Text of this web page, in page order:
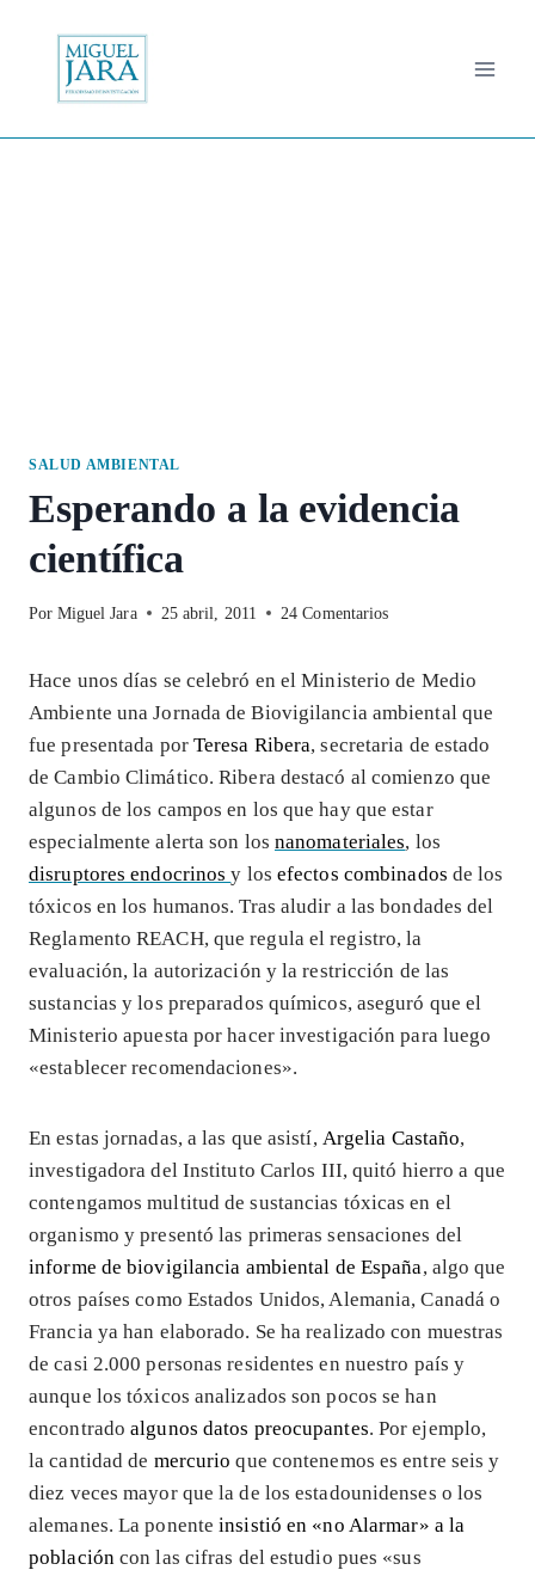
contenido
SALUD AMBIENTAL
Esperando a la evidencia
científica
Por Miguel Jara 25 abril, 2011 24 Comentarios
Hace unos días se celebró en el Ministerio de Medio
Ambiente una Jornada de Biovigilancia ambiental que
fue presentada por Teresa Ribera, secretaria de estado
de Cambio Climático. Ribera destacó al comienzo que
algunos de los campos en los que hay que estar
especialmente alerta son los nanomateriales, los
disruptores endocrinosy los efectos combinados de los
tóxicos en los humanos. Tras aludir a las bondades del
Reglamento REACH, que regula el registro, la
evaluación, la autorización y la restricción de las
sustancias y los preparados químicos, aseguró que el
Ministerio apuesta por hacer investigación para luego
«establecer recomendaciones».
En estas jornadas, a las que asistí, Argelia Castaño,
investigadora del Instituto Carlos III, quitó hierro a que
contengamos multitud de sustancias tóxicas en el
organismo y presentó las primeras sensaciones del
informe de biovigilancia ambiental de España, algo que
otros países como Estados Unidos, Alemania, Canadá o
Francia ya han elaborado. Se ha realizado con muestras
de casi 2.000 personas residentes en nuestro país y
aunque los tóxicos analizados son pocos se han
encontradoalgunos datos preocupantes. Por ejemplo,
la cantidad de mercurioque contenemos es entre seis y
diez veces mayor que la de los estadounidenses o los
alemanes. La ponenteinsistió en «no Alarmar» a la
poblacióncon las cifras del estudio pues «sus